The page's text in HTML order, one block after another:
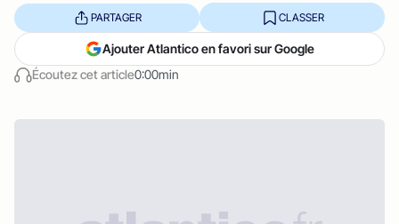
Écoutez cet article0:00min
PARTAGER CLASSER
Ajouter Atlantico en favori sur Google